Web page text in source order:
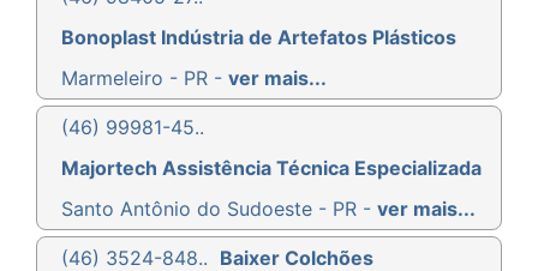
Bonoplast Indústria de Artefatos Plásticos
Marmeleiro - PR - ver mais...
(46) 99981-45..
Majortech Assistência Técnica Especializada
Santo Antônio do Sudoeste - PR - ver mais...
(46) 3524-848.. Baixer Colchões